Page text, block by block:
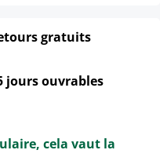
gratuits
jours ouvrables
cela vaut la